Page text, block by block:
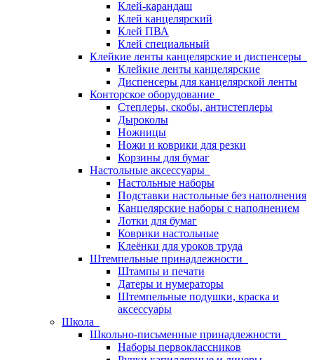
Клей-карандаш
Клей канцелярский
Клей ПВА
Клей специальный
Клейкие ленты канцелярские и диспенсеры
Клейкие ленты канцелярские
Диспенсеры для канцелярской ленты
Конторское оборудование
Степлеры, скобы, антистеплеры
Дыроколы
Ножницы
Ножи и коврики для резки
Корзины для бумаг
Настольные аксессуары
Настольные наборы
Подставки настольные без наполнения
Канцелярские наборы с наполнением
Лотки для бумаг
Коврики настольные
Клеёнки для уроков труда
Штемпельные принадлежности
Штампы и печати
Датеры и нумераторы
Штемпельные подушки, краска и
аксессуары
Школа
Школьно-письменные принадлежности
Наборы первоклассников